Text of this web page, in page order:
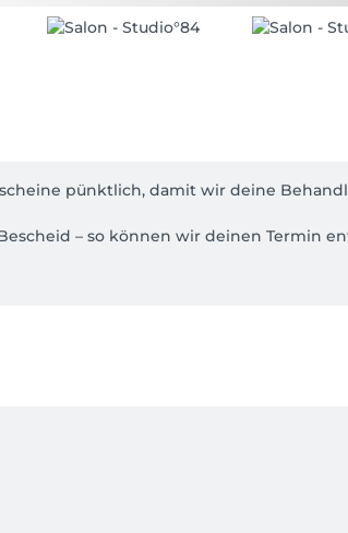
pünktlich, damit wir deine
– so können wir deinen Termin
vergeben werden können 🤍
darauf, dir diese Zeit ganz für dich zu